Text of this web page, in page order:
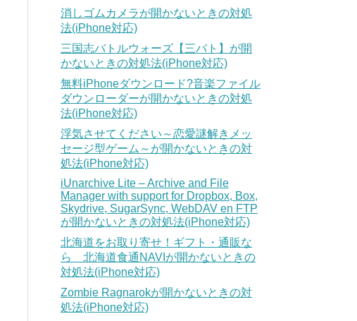
消しゴムカメラが開かないときの対処
法(iPhone対応)
三国志バトルウォーズ【三バト】が開
かないときの対処法(iPhone対応)
無料iPhoneダウンロード?音楽ファイル
ダウンローダーが開かないときの対処
法(iPhone対応)
浮気させてください～恋愛謎解きメッ
セージ型ゲーム～が開かないときの対
処法(iPhone対応)
iUnarchive Lite – Archive and File
Manager with support for Dropbox, Box,
Skydrive, SugarSync, WebDAV en FTP
が開かないときの対処法(iPhone対応)
北海道をお取り寄せ！ギフト・通販な
ら 北海道食通NAVIが開かないときの
対処法(iPhone対応)
Zombie Ragnarokが開かないときの対
処法(iPhone対応)